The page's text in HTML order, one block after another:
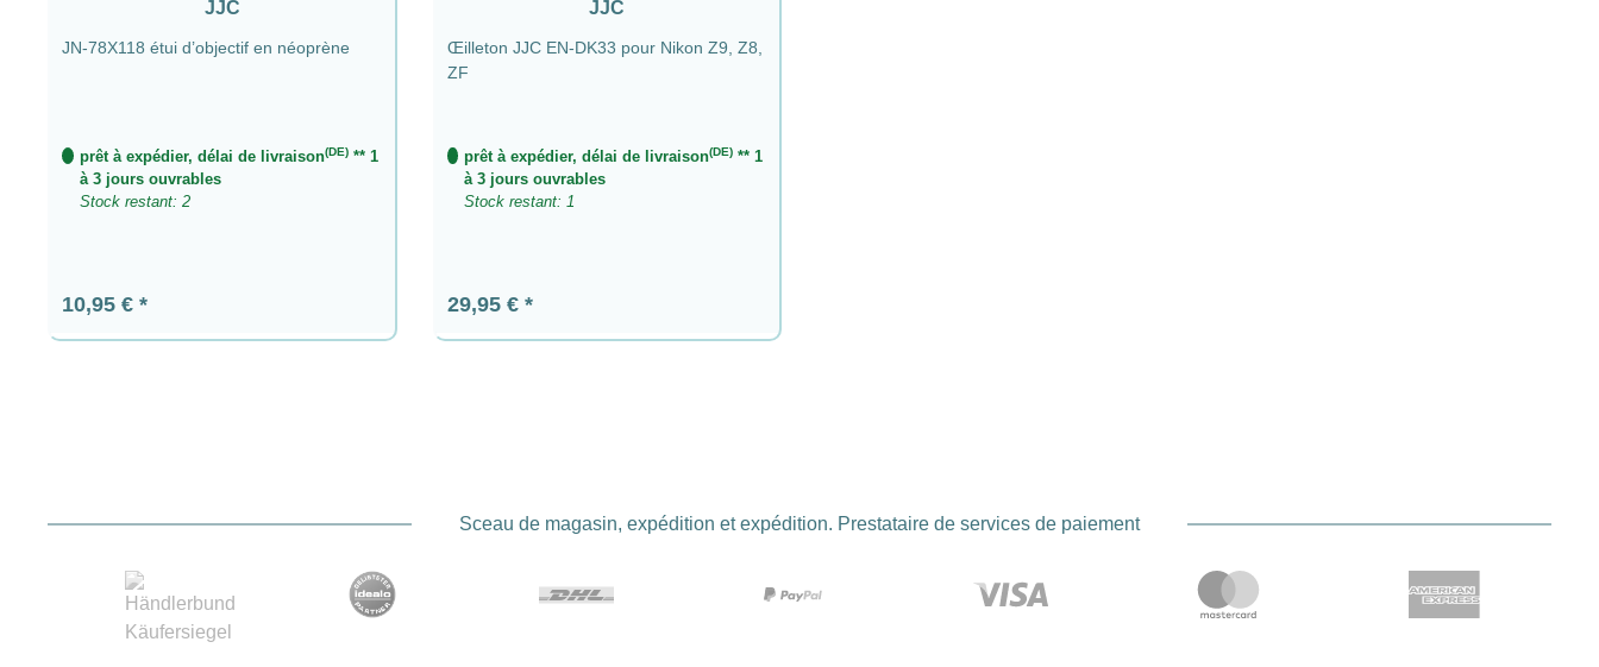
JJC
JN-78X118 étui d’objectif en néoprène
prêt à expédier, délai de livraison(DE)** 1
à 3 jours ouvrables
Stock restant: 2
Prix régulier :
10,95 €
JJC
Œilleton JJC EN-DK33 pour Nikon Z9, Z8,
ZF
prêt à expédier, délai de livraison(DE) ** 1
à 3 jours ouvrables
Stock restant: 1
Prix régulier :
29,95 €
Sceau de magasin, expédition et expédition. Prestataire de services de paiement